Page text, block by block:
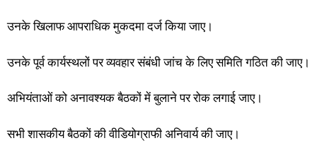
उनके खिलाफ आपराधिक मुकदमा दर्ज किया जाए।
उनके पूर्व कार्यस्थलों पर व्यवहार संबंधी जांच के लिए समिति गठित की जाए।
अभियंताओं को अनावश्यक बैठकों में बुलाने पर रोक लगाई जाए।
सभी शासकीय बैठकों की वीडियोग्राफी अनिवार्य की जाए।